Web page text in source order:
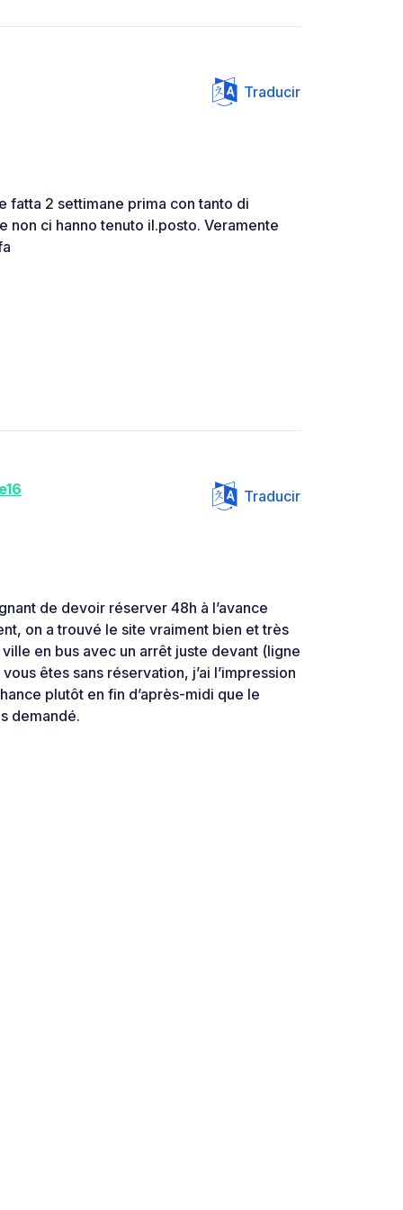
Traducir
fatta 2 settimane prima con tanto di
non ci hanno tenuto il.posto. Veramente
Traducir
de devoir réserver 48h à l’avance
on a trouvé le site vraiment bien et très
en bus avec un arrêt juste devant (ligne
êtes sans réservation, j’ai l’impression
plutôt en fin d’après-midi que le
demandé.